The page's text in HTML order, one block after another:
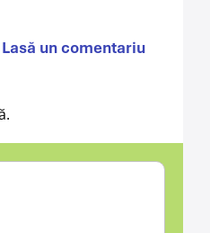
Lasă un comentariu